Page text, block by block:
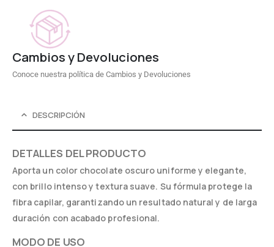
Cambios y Devoluciones
Conoce nuestra política de Cambios y Devoluciones
DESCRIPCIÓN
DETALLES DEL PRODUCTO
Aporta un color chocolate oscuro uniforme y elegante,
con brillo intenso y textura suave. Su fórmula protege la
fibra capilar, garantizando un resultado natural y de larga
duración con acabado profesional.
MODO DE USO